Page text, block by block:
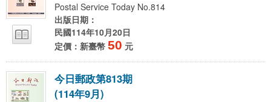
Postal Service Today No.814
出版日期：
民國114年10月20日
定價：新臺幣 50 元
今日郵政第813期
(114年9月)